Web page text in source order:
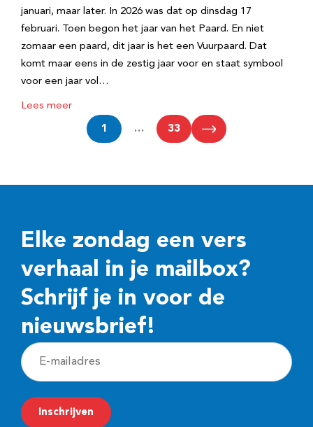
januari, maar later. In 2026 was dat op dinsdag 17
februari. Toen begon het jaar van het Paard. En niet
zomaar een paard, dit jaar is het een Vuurpaard. Dat
komt maar eens in de zestig jaar voor en staat symbool
voor een jaar vol…
Lees meer
1 … 33
Elke zondag een vers
verhaal in je mailbox?
Schrijf je in voor de
nieuwsbrief!
E
-
m
a
Inschrijven